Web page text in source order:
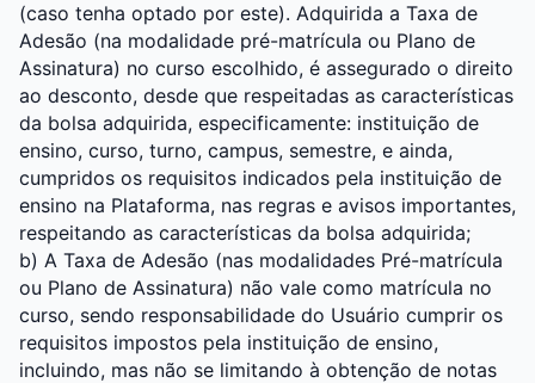
(caso tenha optado por este). Adquirida a Taxa de
Adesão (na modalidade pré-matrícula ou Plano de
Assinatura) no curso escolhido, é assegurado o direito
ao desconto, desde que respeitadas as características
da bolsa adquirida, especificamente: instituição de
ensino, curso, turno, campus, semestre, e ainda,
cumpridos os requisitos indicados pela instituição de
ensino na Plataforma, nas regras e avisos importantes,
respeitando as características da bolsa adquirida;
b) A Taxa de Adesão (nas modalidades Pré-matrícula
ou Plano de Assinatura) não vale como matrícula no
curso, sendo responsabilidade do Usuário cumprir os
requisitos impostos pela instituição de ensino,
incluindo, mas não se limitando à obtenção de notas